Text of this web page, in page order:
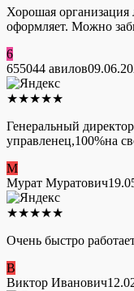
Хорошая организация
оформляет. Можно
6
655044 авилов
★★★★★
Генеральный
управленец,100%на
М
Мурат Муратович
★★★★★
Очень быстро
В
Виктор Иванович